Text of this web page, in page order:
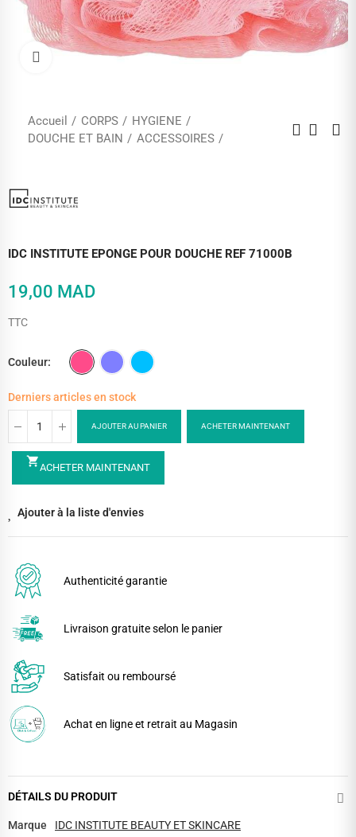
Cliquez pour agrandir
Accueil CORPS
HYGIENE
DOUCHE ET BAIN
ACCESSOIRES
IDC INSTITUTE EPONGE POUR DOUCHE REF 71000B
19,00 MAD
TTC
Couleur
Derniers articles en stock
AJOUTER AU PANIER ACHETER MAINTENANT
shopping_cartACHETER MAINTENANT
Ajouter à la liste d'envies
Authenticité garantie
Livraison gratuite selon le panier
Satisfait ou remboursé
Achat en ligne et retrait au Magasin
DÉTAILS DU PRODUIT
Marque IDC INSTITUTE BEAUTY ET SKINCARE